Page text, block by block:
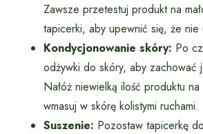
Zawsze przetestuj produkt na
tapicerki, aby upewnić się, że nie
Kondycjonowanie skóry: Po
odżywki do skóry, aby zachować
Nałóż niewielką ilość produktu
wmasuj w skórę kolistymi ruchami.
Suszenie: Pozostaw tapicerkę